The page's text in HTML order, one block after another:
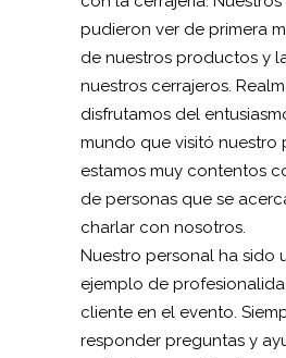
pudieron ver de primera
de nuestros productos y
nuestros cerrajeros.
disfrutamos del
mundo que visitó nuestro
estamos muy contentos
de personas que se
charlar con nosotros.
Nuestro personal ha sido
ejemplo de
cliente en el evento.
responder preguntas y